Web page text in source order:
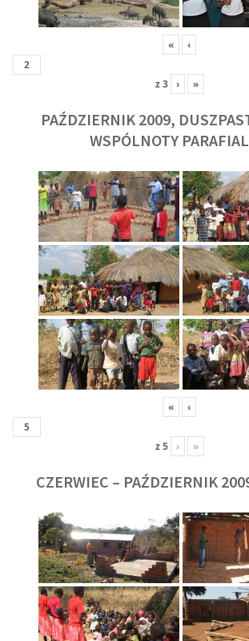
« ‹
z3 › »
PAŹDZIERNIK 2009,
WSPÓLNOTY
« ‹
z5 › »
CZERWIEC – PAŹDZIERNIK